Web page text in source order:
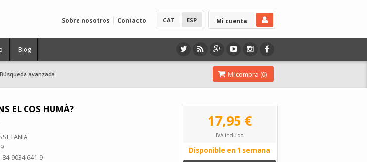
Mi cuenta
CAT ESP
Sobre nosotros Contacto
Blog
Búsqueda avanzada Mi compra (0)
EL COS HUMÀ?
84-9034-641-9
17,95 €
IVA incluido
Disponible en 1 semana